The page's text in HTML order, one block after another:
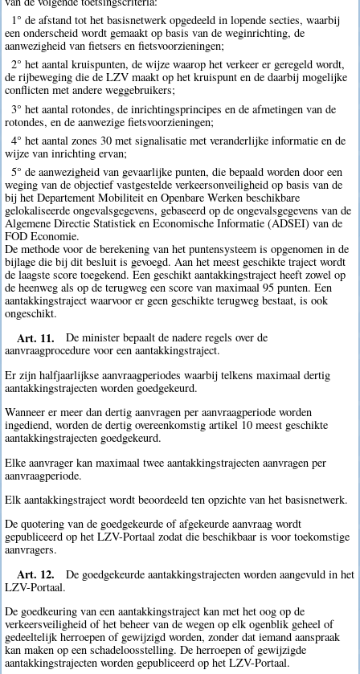
1° de afstand tot het basisnetwerk opgedeeld in lopende secties, waarbij
een onderscheid wordt gemaakt op basis van de weginrichting, de
aanwezigheid van fietsers en fietsvoorzieningen;
2° het aantal kruispunten, de wijze waarop het verkeer er geregeld wordt,
de rijbeweging die de LZV maakt op het kruispunt en de daarbij mogelijke
conflicten met andere weggebruikers;
3° het aantal rotondes, de inrichtingsprincipes en de afmetingen van de
rotondes, en de aanwezige fietsvoorzieningen;
4° het aantal zones 30 met signalisatie met veranderlijke informatie en de
wijze van inrichting ervan;
5° de aanwezigheid van gevaarlijke punten, die bepaald worden door een
weging van de objectief vastgestelde verkeersonveiligheid op basis van de
bij het Departement Mobiliteit en Openbare Werken beschikbare
gelokaliseerde ongevalsgegevens, gebaseerd op de ongevalsgegevens van de
Algemene Directie Statistiek en Economische Informatie (ADSEI) van de
FOD Economie.
De methode voor de berekening van het puntensysteem is opgenomen in de
bijlage die bij dit besluit is gevoegd. Aan het meest geschikte traject wordt
de laagste score toegekend. Een geschikt aantakkingstraject heeft zowel op
de heenweg als op de terugweg een score van maximaal 95 punten. Een
aantakkingstraject waarvoor er geen geschikte terugweg bestaat, is ook
ongeschikt.
Art. 11.
De minister bepaalt de nadere regels over de
aanvraagprocedure voor een aantakkingstraject.
Er zijn halfjaarlijkse aanvraagperiodes waarbij telkens maximaal dertig
aantakkingstrajecten worden goedgekeurd.
Wanneer er meer dan dertig aanvragen per aanvraagperiode worden
ingediend, worden de dertig overeenkomstig artikel 10 meest geschikte
aantakkingstrajecten goedgekeurd.
Elke aanvrager kan maximaal twee aantakkingstrajecten aanvragen per
aanvraagperiode.
Elk aantakkingstraject wordt beoordeeld ten opzichte van het basisnetwerk.
De quotering van de goedgekeurde of afgekeurde aanvraag wordt
gepubliceerd op het LZV-Portaal zodat die beschikbaar is voor toekomstige
aanvragers.
Art. 12.
De goedgekeurde aantakkingstrajecten worden aangevuld in het
LZV-Portaal.
De goedkeuring van een aantakkingstraject kan met het oog op de
verkeersveiligheid of het beheer van de wegen op elk ogenblik geheel of
gedeeltelijk herroepen of gewijzigd worden, zonder dat iemand aanspraak
kan maken op een schadeloosstelling. De herroepen of gewijzigde
aantakkingstrajecten worden gepubliceerd op het LZV-Portaal.